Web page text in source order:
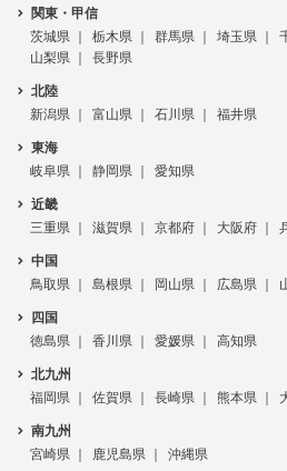
関東・甲信
茨城県
栃木県 群馬県 埼玉県
山梨県
長野県
北陸
新潟県
富山県 石川県 福井県
東海
岐阜県
静岡県 愛知県
近畿
三重県
滋賀県 京都府 大阪府
中国
鳥取県
島根県 岡山県 広島県
四国
徳島県
香川県 愛媛県 高知県
北九州
福岡県
佐賀県 長崎県 熊本県
南九州
宮崎県
鹿児島県 沖縄県